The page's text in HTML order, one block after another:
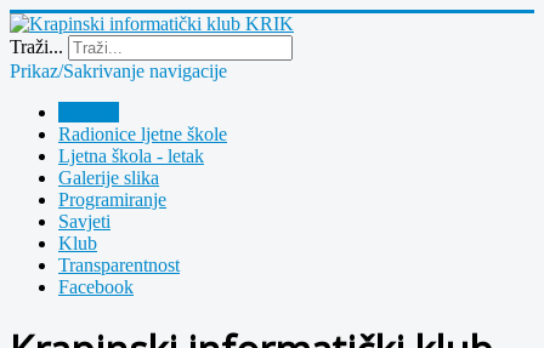
Traži...
Prikaz/Sakrivanje navigacije
Radionice ljetne škole
Ljetna škola - letak
Galerije slika
Programiranje
Savjeti
Klub
Transparentnost
Facebook
Year
Month
Year
Month